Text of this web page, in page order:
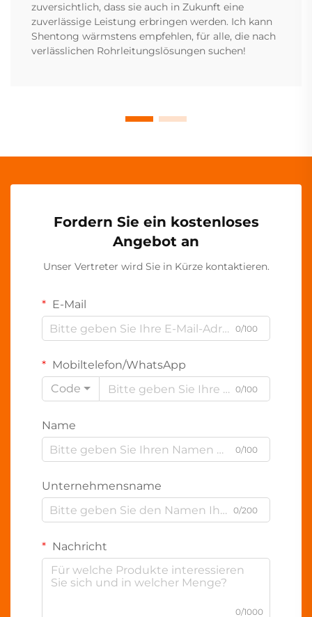
zuversichtlich, dass sie auch in Zukunft eine
zuverlässige Leistung erbringen werden. Ich kann
Shentong wärmstens empfehlen, für alle, die nach
verlässlichen Rohrleitungslösungen suchen!
Fordern Sie ein kostenloses
Angebot an
Unser Vertreter wird Sie in Kürze kontaktieren.
E-Mail
0/100
Mobiltelefon/WhatsApp
Code
0/100
Name
0/100
Unternehmensname
0/200
Nachricht
0/1000